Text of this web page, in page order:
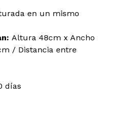
en un mismo
Altura 48cm x Ancho
/ Distancia entre
días